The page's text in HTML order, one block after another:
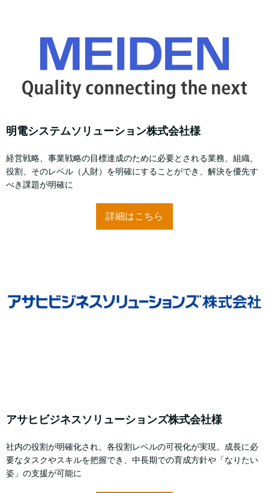
明電システムソリューション株式会社様
経営戦略、事業戦略の目標達成のために必要とされる業務、組織、
役割、そのレベル（人財）を明確にすることができ、解決を優先す
べき課題が明確に
詳細はこちら
アサヒビジネスソリューションズ株式会社様
社内の役割が明確化され、各役割レベルの可視化が実現。成長に必
要なタスクやスキルを把握でき、中長期での育成方針や「なりたい
姿」の支援が可能に